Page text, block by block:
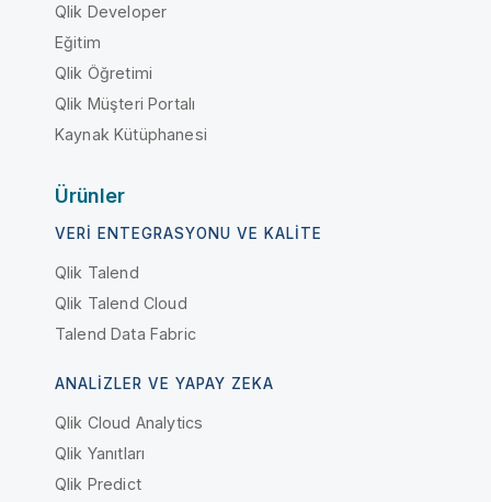
Qlik Developer
Eğitim
Qlik Öğretimi
Qlik Müşteri Portalı
Kaynak Kütüphanesi
Ürünler
VERI ENTEGRASYONU VE KALITE
Qlik Talend
Qlik Talend Cloud
Talend Data Fabric
ANALIZLER VE YAPAY ZEKA
Qlik Cloud Analytics
Qlik Yanıtları
Qlik Predict